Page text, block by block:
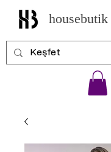
housebutik